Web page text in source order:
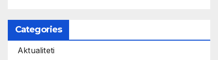
Categories
Aktualiteti